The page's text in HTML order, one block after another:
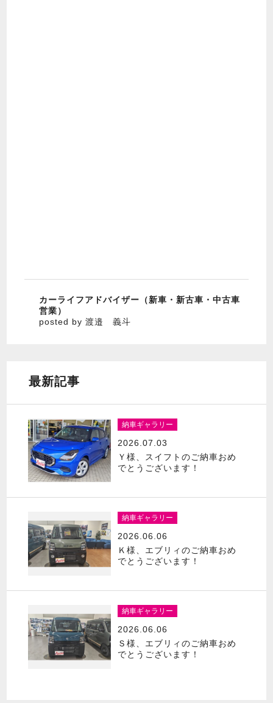
カーライフアドバイザー（新車・新古車・中古車
営業）
posted by 渡邉 義斗
最新記事
納車ギャラリー
2026.07.03
Ｙ様、スイフトのご納車おめ
でとうございます！
納車ギャラリー
2026.06.06
Ｋ様、エブリィのご納車おめ
でとうございます！
納車ギャラリー
2026.06.06
Ｓ様、エブリィのご納車おめ
でとうございます！